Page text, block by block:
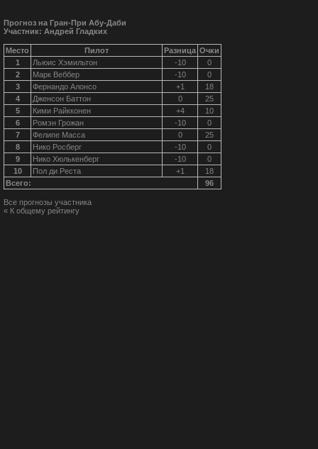
Прогноз на Гран-При Абу-Даби
Участник: Андрей Гладких
Место Пилот Разница Очки
1
Льюис Хэмильтон -10
0
2
Марк Веббер -10
0
3
Фернандо Алонсо +1
18
4
Дженсон Баттон 0
25
5
Кими Райкконен +4
10
6
Ромэн Грожан -10
0
7
Фелипе Масса 0
25
8
Нико Росберг -10
0
9
Нико Хюлькенберг -10
0
10
Пол ди Реста +1
18
Всего:
96
Все прогнозы участника
« К общему рейтингу